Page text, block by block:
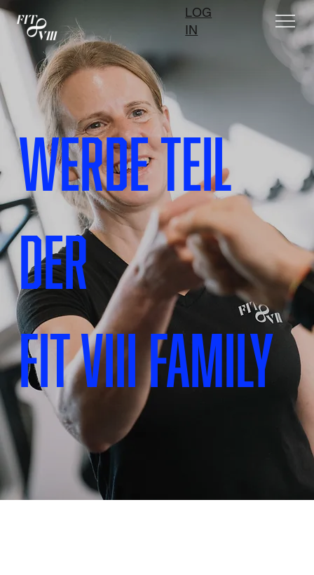
LOG
IN
Werde Teil
der
Fit VIII Family